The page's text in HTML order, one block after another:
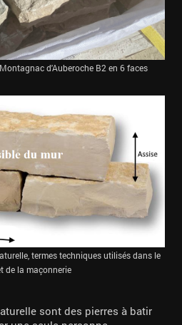
d'Auberoche B2 en 6 faces
termes techniques utilisés dans le
de la maçonnerie
sont des pierres à batir